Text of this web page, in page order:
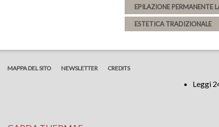
EPILAZIONE PERMANENTE
ESTETICA TRADIZIONALE
Leggi
MAPPA DEL SITO NEWSLETTER CREDITS